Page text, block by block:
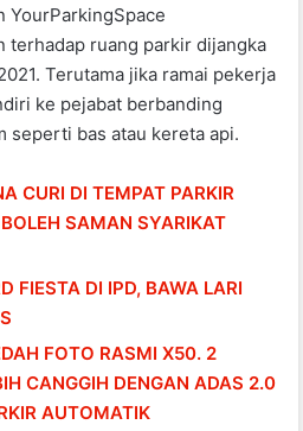
YourParkingSpace
terhadap ruang parkir dijangka
Terutama jika ramai pekerja
ke pejabat berbanding
seperti bas atau kereta api.
CURI DI TEMPAT PARKIR
SAMAN SYARIKAT
FIESTA DI IPD, BAWA LARI
FOTO RASMI X50. 2
CANGGIH DENGAN ADAS 2.0
AUTOMATIK